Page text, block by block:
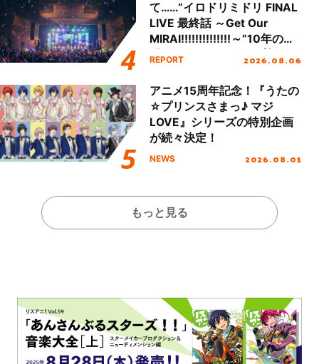
て……“イロドリミドリ FINAL
LIVE 最終話 ～Get Our
MIRAI!!!!!!!!!!!!!!～”10年の活
動を経てファイナルを迎える
REPORT 2026.08.06
アニメ15周年記念！『うたの
☆プリンスさまっ♪ マジ
LOVE』シリーズの特別企画
が続々決定！
NEWS 2026.08.01
もっと見る